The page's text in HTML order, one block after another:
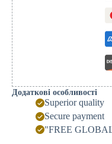
Додаткові особливості
Superior quality
Secure payment
"FREE